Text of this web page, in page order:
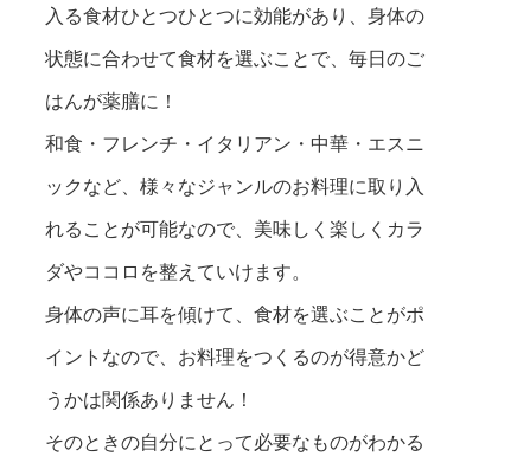
入る食材ひとつひとつに効能があり、身体の
状態に合わせて食材を選ぶことで、毎日のご
はんが薬膳に！
和食・フレンチ・イタリアン・中華・エスニ
ックなど、様々なジャンルのお料理に取り入
れることが可能なので、美味しく楽しくカラ
ダやココロを整えていけます。
身体の声に耳を傾けて、食材を選ぶことがポ
イントなので、お料理をつくるのが得意かど
うかは関係ありません！
そのときの自分にとって必要なものがわかる